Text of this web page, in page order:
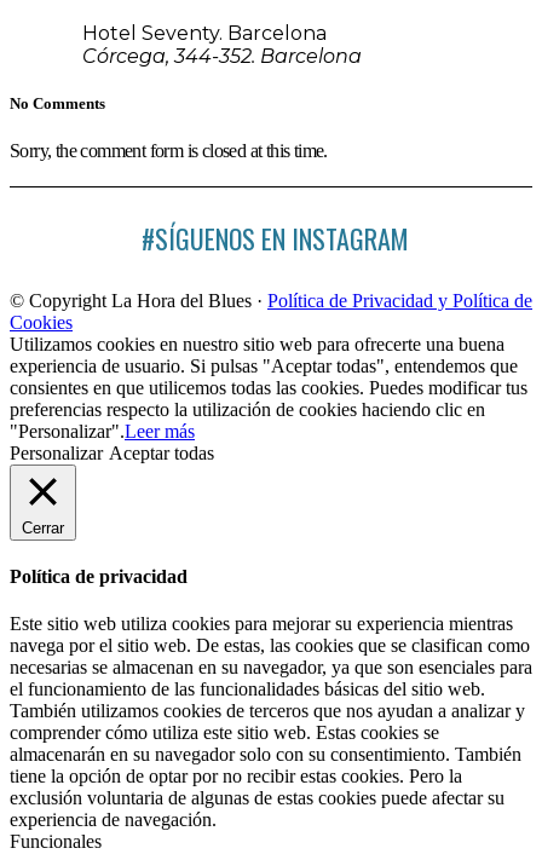
Hotel Seventy. Barcelona
Córcega, 344-352. Barcelona
No Comments
Sorry, the comment form is closed at this time.
#SÍGUENOS EN INSTAGRAM
© Copyright La Hora del Blues · Política de Privacidad y Política de
Cookies
Utilizamos cookies en nuestro sitio web para ofrecerte una buena
experiencia de usuario. Si pulsas "Aceptar todas", entendemos que
consientes en que utilicemos todas las cookies. Puedes modificar tus
preferencias respecto la utilización de cookies haciendo clic en
"Personalizar".Leer más
Personalizar Aceptar todas
Cerrar
Política de privacidad
Este sitio web utiliza cookies para mejorar su experiencia mientras
navega por el sitio web. De estas, las cookies que se clasifican como
necesarias se almacenan en su navegador, ya que son esenciales para
el funcionamiento de las funcionalidades básicas del sitio web.
También utilizamos cookies de terceros que nos ayudan a analizar y
comprender cómo utiliza este sitio web. Estas cookies se
almacenarán en su navegador solo con su consentimiento. También
tiene la opción de optar por no recibir estas cookies. Pero la
exclusión voluntaria de algunas de estas cookies puede afectar su
experiencia de navegación.
Funcionales